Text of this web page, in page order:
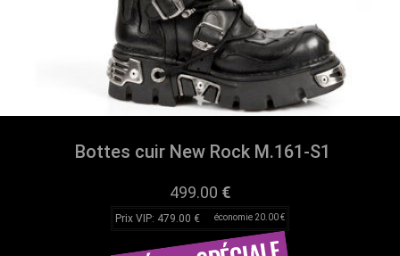
Bottes cuir New Rock M.161-S1
499.00 €
Prix VIP: 479.00 € économie 20.00 €